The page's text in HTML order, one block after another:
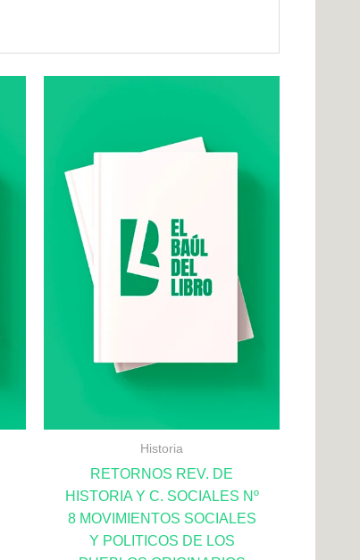
Historia
RETORNOS REV. DE
HISTORIA Y C. SOCIALES Nº
8 MOVIMIENTOS SOCIALES
Y POLITICOS DE LOS